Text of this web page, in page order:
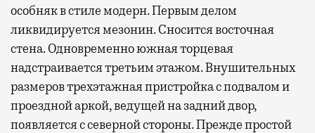
особняк в стиле модерн. Первым делом
ликвидируется мезонин. Сносится восточная
стена. Одновременно южная торцевая
надстраивается третьим этажом. Внушительных
размеров трехэтажная пристройка с подвалом и
проездной аркой, ведущей на задний двор,
появляется с северной стороны. Прежде простой